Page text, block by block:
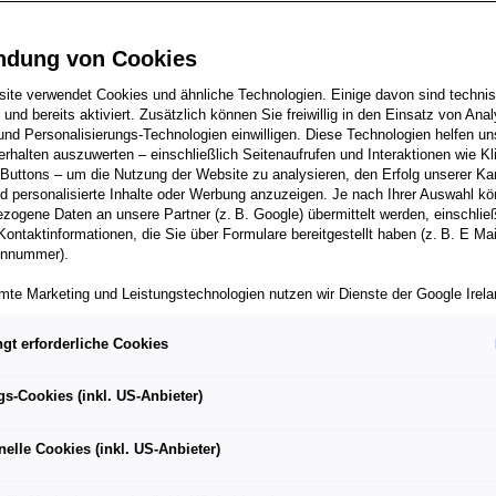
NCAP Test getesteten ŠKODA-Modelle mit fünf Sternen
und passive Sicherheit seiner Fahrzeuge kontinuierlich
Prag der erste dokumentierte Crashtest auf dem Gebiet der
statt
FABIA und ŠKODA ENYAQ iV als sicherste Fahrzeuge
ausgezeichnet
in Úhelnice als Crashlabor des Jahres 2020 ausgezeichnet
von Cookies
verwendet Cookies und ähnliche Technologien. Einige davon sind
und bereits aktiviert. Zusätzlich können Sie freiwillig in den Einsatz von
Personalisierungs-Technologien einwilligen. Diese Technologien helfen
auszuwerten – einschließlich Seitenaufrufen und Interaktionen wie
– um die Nutzung der Website zu analysieren, den Erfolg unserer
personalisierte Inhalte oder Werbung anzuzeigen. Je nach Ihrer Auswahl
Daten an unsere Partner (z. B. Google) übermittelt werden,
die Sie über Formulare bereitgestellt haben (z. B. E
Marketing und Leistungstechnologien nutzen wir Dienste der Google
Datenschutzniveau; staatliche Zugriffe und eingeschränkte
können nicht ausgeschlossen werden. Die Übermittlung
einen personalisierten Link auf unsere Website gelangen und Marketing
von dem Ihnen zugeordneten Händler bzw. im Falle eines Porsche
erforderliche Cookies
Cookies (inkl. US-Anbieter)
Cookies (inkl. US-Anbieter)